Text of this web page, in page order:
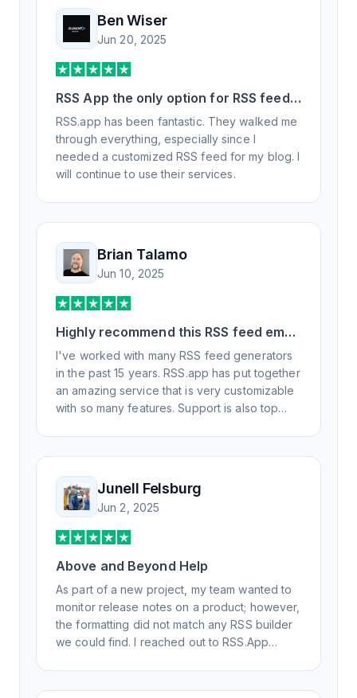
Ben Wiser
Jun 20, 2025
RSS App the only option for RSS feed
generation
RSS.app has been fantastic. They walked me
through everything, especially since I
needed a customized RSS feed for my blog. I
will continue to use their services.
Brian Talamo
Jun 10, 2025
Highly recommend this RSS feed email
/ widget generator service.
I've worked with many RSS feed generators
in the past 15 years. RSS.app has put together
an amazing service that is very customizable
with so many features. Support is also top
professionally. Highly recommend for all your
RSS feed needs. Our trucking news hub
website couldn't work without it. Thank you.
Junell Felsburg
Jun 2, 2025
Above and Beyond Help
As part of a new project, my team wanted to
monitor release notes on a product; however,
the formatting did not match any RSS builder
we could find. I reached out to RSS.App
day, but I spoke to someone who was